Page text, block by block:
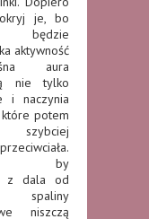
je, bo
będzie
aktywność
aura
nie tylko
i naczynia
potem
by
z dala od
spaliny
niszczą